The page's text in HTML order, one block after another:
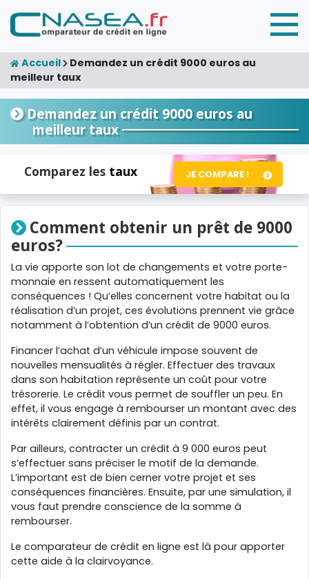
Accueil
Demandez un crédit 9000 euros au
meilleur taux
Demandez un crédit 9000 euros au
meilleur taux
Comparez les taux JE COMPARE !
Comment obtenir un prêt de 9000
euros?
La vie apporte son lot de changements et votre porte-
monnaie en ressent automatiquement les
conséquences ! Qu’elles concernent votre habitat ou la
réalisation d’un projet, ces évolutions prennent vie grâce
notamment à l’obtention d’un crédit de 9000 euros.
Financer l’achat d’un véhicule impose souvent de
nouvelles mensualités à régler. Effectuer des travaux
dans son habitation représente un coût pour votre
trésorerie. Le crédit vous permet de souffler un peu. En
effet, il vous engage à rembourser un montant avec des
intérêts clairement définis par un contrat.
Par ailleurs, contracter un crédit à 9 000 euros peut
s’effectuer sans préciser le motif de la demande.
L’important est de bien cerner votre projet et ses
conséquences financières. Ensuite, par une simulation, il
vous faut prendre conscience de la somme à
rembourser.
Le comparateur de crédit en ligne est là pour apporter
cette aide à la clairvoyance.